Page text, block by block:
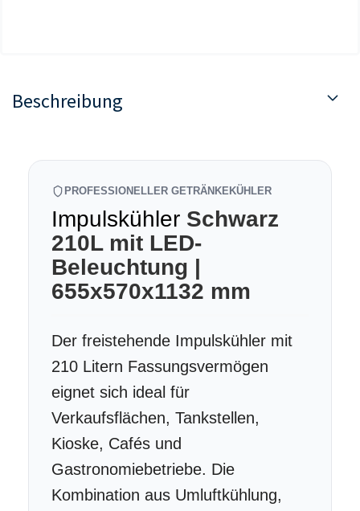
Beschreibung
PROFESSIONELLER GETRÄNKEKÜHLER
Impulskühler Schwarz
210L mit LED-
Beleuchtung |
655x570x1132 mm
Der freistehende Impulskühler mit
210 Litern Fassungsvermögen
eignet sich ideal für
Verkaufsflächen, Tankstellen,
Kioske, Cafés und
Gastronomiebetriebe. Die
Kombination aus Umluftkühlung,